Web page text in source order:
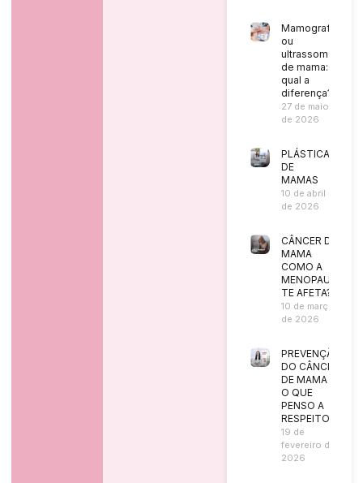
Mamografia
ou
ultrassom
de mama:
qual a
diferença?
27 de maio
de 2026
PLÁSTICA
DE
MAMAS
10 de abril
de 2026
CÂNCER DE
MAMA
COMO A
MENOPAUSA
TE AFETA?
10 de março
de 2026
PREVENÇÃO
DO CÂNCER
DE MAMA |
O QUE
PENSO A
RESPEITO?
19 de
fevereiro de
2026